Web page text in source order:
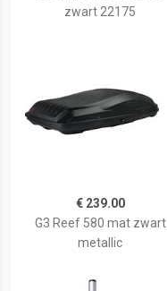
zwart 22175
€ 239.00
G3 Reef 580 mat zwart
metallic